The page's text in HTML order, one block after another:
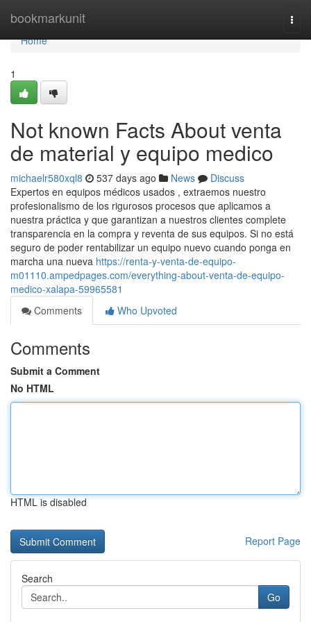
bookmarkunit
Home
Home
1
Not known Facts About venta
de material y equipo medico
michaelr580xql8 537 days ago News
Discuss
Expertos en equipos médicos usados , extraemos nuestro
profesionalismo de los rigurosos procesos que aplicamos a
nuestra práctica y que garantizan a nuestros clientes complete
transparencia en la compra y reventa de sus equipos. Si no está
seguro de poder rentabilizar un equipo nuevo cuando ponga en
marcha una nueva https://renta-y-venta-de-equipo-
m01110.ampedpages.com/everything-about-venta-de-equipo-
medico-xalapa-59965581
Comments
Who Upvoted
Comments
Submit a Comment
No HTML
HTML is disabled
Report Page
Search
Go